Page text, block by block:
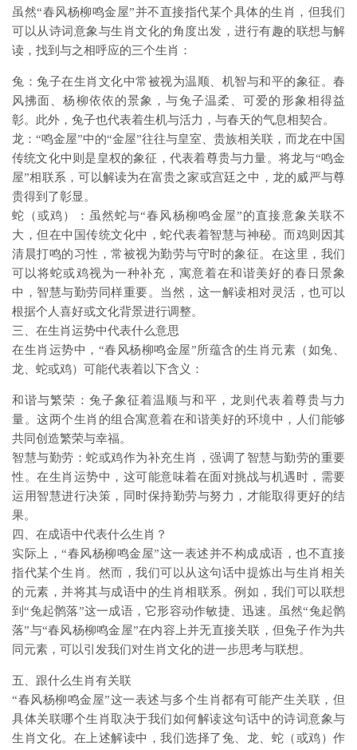
虽然“春风杨柳鸣金屋”并不直接指代某个具体的生肖，但我们
可以从诗词意象与生肖文化的角度出发，进行有趣的联想与解
读，找到与之相呼应的三个生肖：
兔：兔子在生肖文化中常被视为温顺、机智与和平的象征。春
风拂面、杨柳依依的景象，与兔子温柔、可爱的形象相得益
彰。此外，兔子也代表着生机与活力，与春天的气息相契合。
龙：“鸣金屋”中的“金屋”往往与皇室、贵族相关联，而龙在中国
传统文化中则是皇权的象征，代表着尊贵与力量。将龙与“鸣金
屋”相联系，可以解读为在富贵之家或宫廷之中，龙的威严与尊
贵得到了彰显。
蛇（或鸡）：虽然蛇与“春风杨柳鸣金屋”的直接意象关联不
大，但在中国传统文化中，蛇代表着智慧与神秘。而鸡则因其
清晨打鸣的习性，常被视为勤劳与守时的象征。在这里，我们
可以将蛇或鸡视为一种补充，寓意着在和谐美好的春日景象
中，智慧与勤劳同样重要。当然，这一解读相对灵活，也可以
根据个人喜好或文化背景进行调整。
三、在生肖运势中代表什么意思
在生肖运势中，“春风杨柳鸣金屋”所蕴含的生肖元素（如兔、
龙、蛇或鸡）可能代表着以下含义：
和谐与繁荣：兔子象征着温顺与和平，龙则代表着尊贵与力
量。这两个生肖的组合寓意着在和谐美好的环境中，人们能够
共同创造繁荣与幸福。
智慧与勤劳：蛇或鸡作为补充生肖，强调了智慧与勤劳的重要
性。在生肖运势中，这可能意味着在面对挑战与机遇时，需要
运用智慧进行决策，同时保持勤劳与努力，才能取得更好的结
果。
四、在成语中代表什么生肖？
实际上，“春风杨柳鸣金屋”这一表述并不构成成语，也不直接
指代某个生肖。然而，我们可以从这句话中提炼出与生肖相关
的元素，并将其与成语中的生肖相联系。例如，我们可以联想
到“兔起鹘落”这一成语，它形容动作敏捷、迅速。虽然“兔起鹘
落”与“春风杨柳鸣金屋”在内容上并无直接关联，但兔子作为共
同元素，可以引发我们对生肖文化的进一步思考与联想。
五、跟什么生肖有关联
“春风杨柳鸣金屋”这一表述与多个生肖都有可能产生关联，但
具体关联哪个生肖取决于我们如何解读这句话中的诗词意象与
生肖文化。在上述解读中，我们选择了兔、龙、蛇（或鸡）作